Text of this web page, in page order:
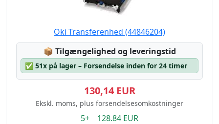
Oki Transferenhed (44846204)
📦 Lagerstatus:
Tilgængelighed og leveringstid
✅ 51x på lager – Forsendelse inden for 24 timer
130,14 EUR
Ekskl. moms, plus forsendelsesomkostninger
5+ 128.84 EUR